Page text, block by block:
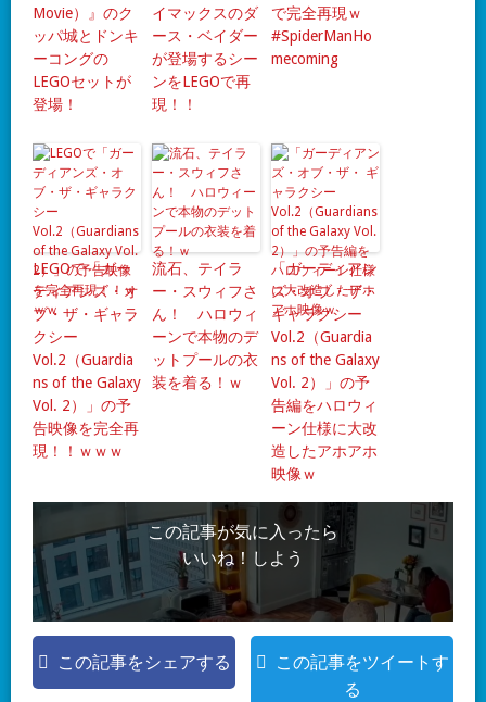
Movie）』のク
ッパ城とドンキ
ーコングの
LEGOセットが
登場！
イマックスのダ
ース・ベイダー
が登場するシー
ンをLEGOで再
現！！
で完全再現ｗ
#SpiderManHo
mecoming
LEGOで「ガー
ディアンズ・オ
ブ・ザ・ギャラ
クシー
Vol.2（Guardia
ns of the Galaxy
Vol. 2）」の予
告映像を完全再
現！！ｗｗｗ
流石、テイラ
ー・スウィフさ
ん！ ハロウィ
ーンで本物のデ
ットプールの衣
装を着る！ｗ
「ガーディアン
ズ・オブ・ザ・
ギャラクシー
Vol.2（Guardia
ns of the Galaxy
Vol. 2）」の予
告編をハロウィ
ーン仕様に大改
造したアホアホ
映像ｗ
この記事が気に入ったら
いいね！しよう
この記事をシェアする
この記事をツイートす
る